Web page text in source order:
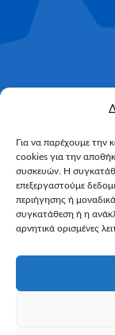
Για να παρέχουμε την
cookies για την
συσκευών. Η
επεξεργαστούμε
περιήγησης ή
συγκατάθεση ή η
αρνητικά ορισμένες
Email*